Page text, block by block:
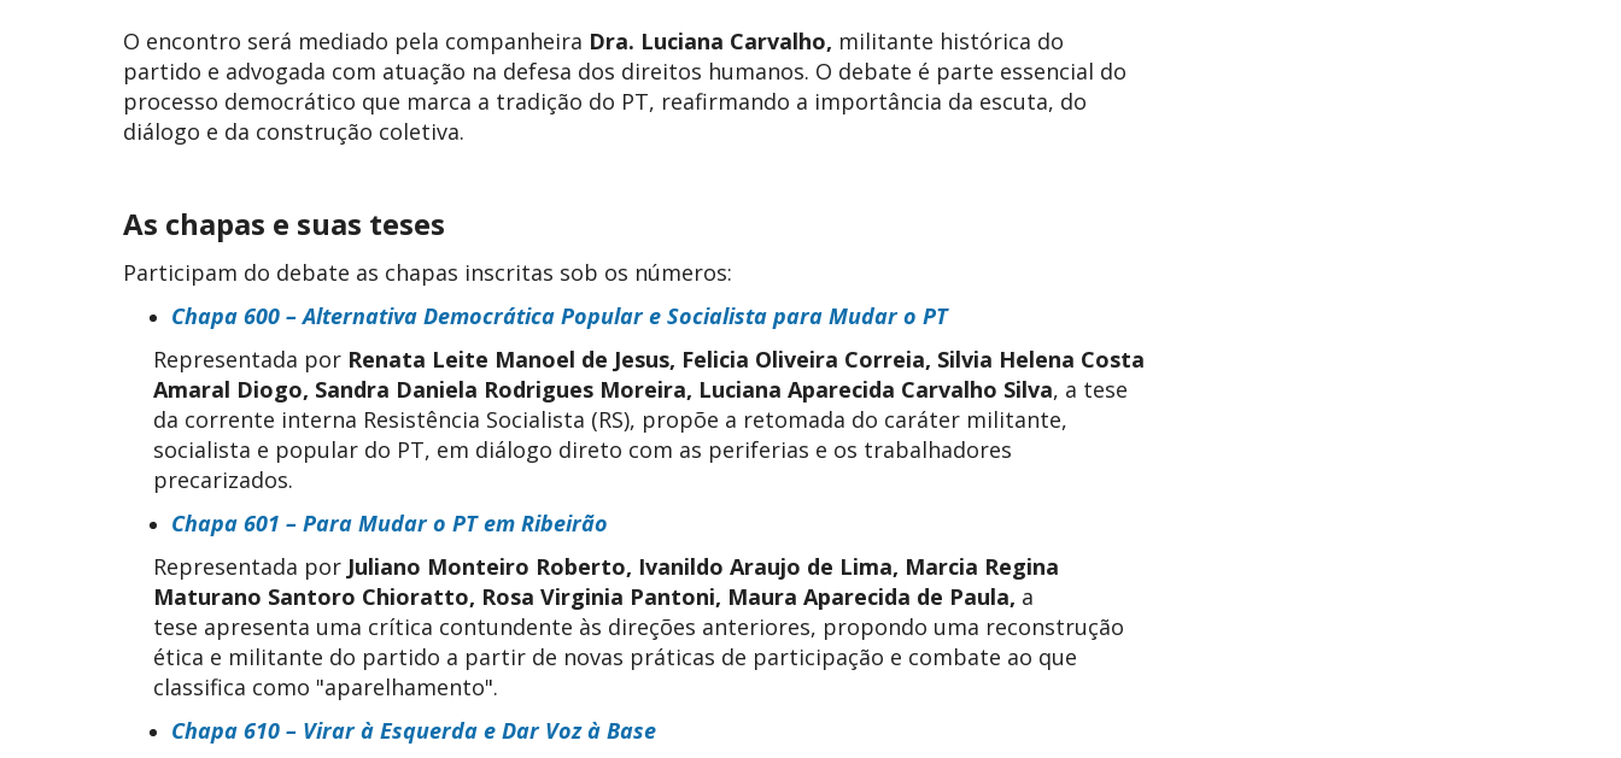
O encontro será mediado pela companheira Dra. Luciana Carvalho, militante histórica do
partido e advogada com atuação na defesa dos direitos humanos. O debate é parte essencial do
processo democrático que marca a tradição do PT, reafirmando a importância da escuta, do
diálogo e da construção coletiva.
As chapas e suas teses
Participam do debate as chapas inscritas sob os números:
Chapa 600 – Alternativa Democrática Popular e Socialista para Mudar o PT
Representada por Renata Leite Manoel de Jesus, Felicia Oliveira Correia, Silvia Helena Costa
Amaral Diogo, Sandra Daniela Rodrigues Moreira, Luciana Aparecida Carvalho Silva, a tese
da corrente interna Resistência Socialista (RS), propõe a retomada do caráter militante,
socialista e popular do PT, em diálogo direto com as periferias e os trabalhadores
precarizados.
Chapa 601 – Para Mudar o PT em Ribeirão
Representada por Juliano Monteiro Roberto, Ivanildo Araujo de Lima, Marcia Regina
Maturano Santoro Chioratto, Rosa Virginia Pantoni, Maura Aparecida de Paula, a
tese apresenta uma crítica contundente às direções anteriores, propondo uma reconstrução
ética e militante do partido a partir de novas práticas de participação e combate ao que
classifica como "aparelhamento".
Chapa 610 – Virar à Esquerda e Dar Voz à Base